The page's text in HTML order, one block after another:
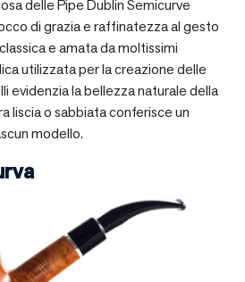
delle Pipe Dublin Semicurve
di grazia e raffinatezza al gesto
e amata da moltissimi
utilizzata per la creazione delle
evidenzia la bellezza naturale della
liscia o sabbiata conferisce un
modello.